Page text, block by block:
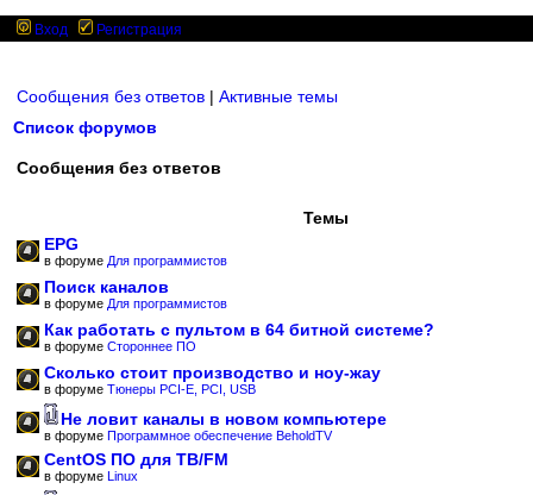
Вход Регистрация
Сообщения без ответов | Активные темы
Список форумов
Сообщения без ответов
Темы
EPG
в форуме Для программистов
Поиск каналов
в форуме Для программистов
Как работать с пультом в 64 битной системе?
в форуме Стороннее ПО
Сколько стоит производство и ноу-жау
в форуме Тюнеры PCI-E, PCI, USB
Не ловит каналы в новом компьютере
в форуме Программное обеспечение BeholdTV
CentOS ПО для ТВ/FM
в форуме Linux